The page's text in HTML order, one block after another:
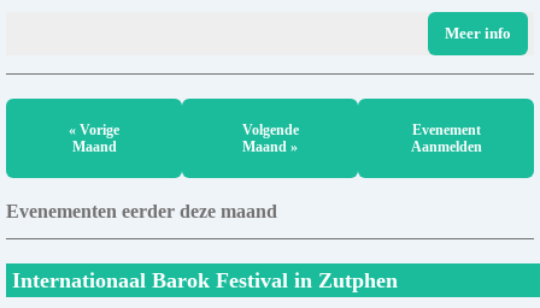
Meer info
« Vorige
Maand
Volgende
Maand »
Evenement
Aanmelden
Evenementen eerder deze maand
Internationaal Barok Festival in Zutphen